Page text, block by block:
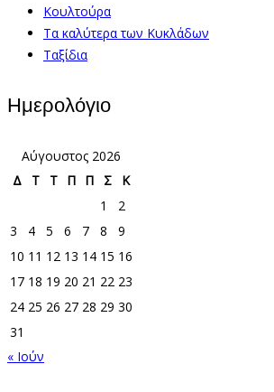
Κουλτούρα
Τα καλύτερα των Κυκλάδων
Ταξίδια
Ημερολόγιο
Αύγουστος 2026
Δ
Τ Τ Π Π Σ
Κ
1
2
3
4 5 6 7 8
9
10 11 12 13 14 15 16
17 18 19 20 21 22 23
24 25 26 27 28 29 30
31
« Ιούν